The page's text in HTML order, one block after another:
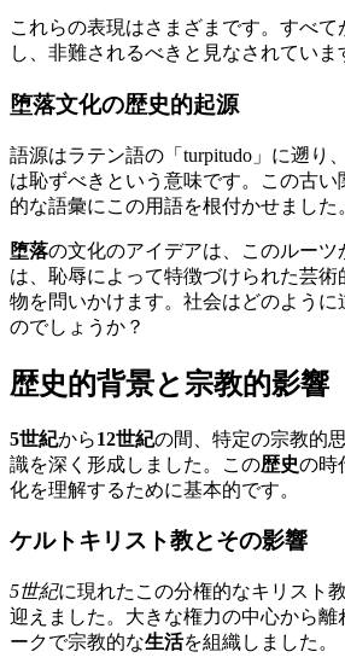
これらの表現はさまざまです。すべ
し、非難されるべきと見なされていま
堕落文化の歴史的起源
語源はラテン語の「turpitudo」に遡り
は恥ずべきという意味です。この古い
的な語彙にこの用語を根付かせました
堕落の文化のアイデアは、このルー
は、恥辱によって特徴づけられた芸
物を問いかけます。社会はどのように
のでしょうか？
歴史的背景と宗教的影響
5世紀から12世紀の間、特定の宗教的
識を深く形成しました。この歴史の時
化を理解するために基本的です。
ケルトキリスト教とその影響
5世紀に現れたこの分権的なキリスト教
迎えました。大きな権力の中心から離
ークで宗教的な生活を組織しました。